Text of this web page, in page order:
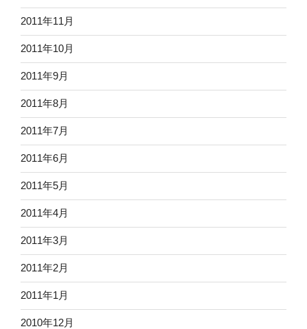
2011年11月
2011年10月
2011年9月
2011年8月
2011年7月
2011年6月
2011年5月
2011年4月
2011年3月
2011年2月
2011年1月
2010年12月